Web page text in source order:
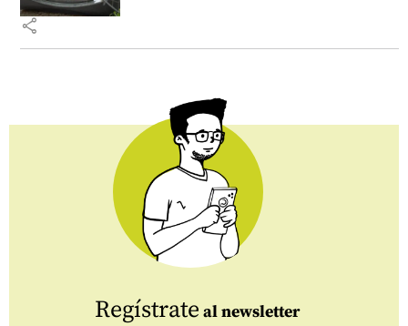
share
Regístrate al newsletter